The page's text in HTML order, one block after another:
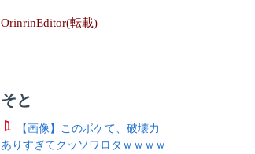
OrinrinEditor(転載)
そと
【画像】このボケて、破壊力
ありすぎてクッソワロタｗｗｗｗ